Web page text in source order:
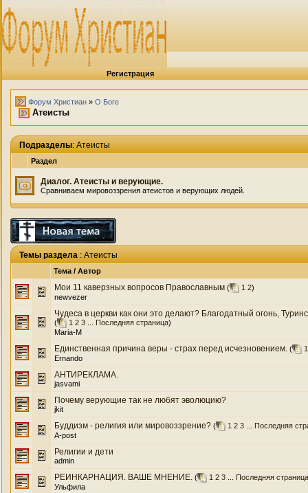
Регистрация
Форум Христиан » О Боге
Атеисты
Подразделы: Атеисты
Раздел
Диалог. Атеисты и верующие.
Сравниваем мировоззрения атеистов и верующих людей.
Темы раздела: Атеисты
Тема / Автор
Мои 11 каверзных вопросов Православным ( 1 2)
newvezer
Чудеса в церкви как они это делают? Благодатный огонь,
( 1 2 3 Последняя страница)
Maria-M
Единственная причина веры - страх перед исчезновением. (
1
Ernando
АНТИРЕКЛАМА.
jasvami
Почему верующие так не любят эволюцию?
jkit
Буддизм - религия или мировоззрение? ( 1 2 3
Последняя
A-post
Религии и дети
admin
РЕИНКАРНАЦИЯ. ВАШЕ МНЕНИЕ. ( 1 2 3
Последняя страница
Ульфила